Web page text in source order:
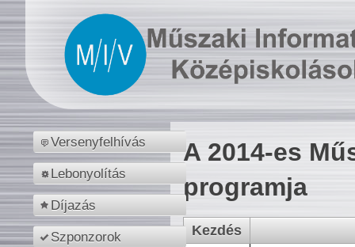
Versenyfelhívás
Lebonyolítás
Díjazás
Szponzorok
A 2014-es
programja
Kezdés